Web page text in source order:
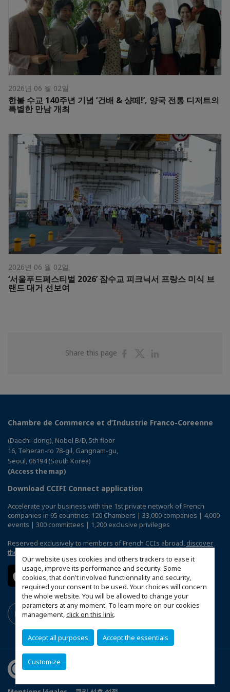
Our website uses cookies and others trackers to ease it
usage, improve its performance and security. Some
cookies, that don't involved functionnality and security,
required your consent to be used. Your choices will concern
the whole website. You will be allowed to change your
parameters at any moment. To learn more on our cookies
management,click on this link.
Accept all purposes Accept the essentials
Customize
2026년 06 월 02일
한불 수교 140주년 기념 ‘건배 & 샹떼!’, 양국 전통 디저트의
특별한 만남 개최
2026년 06 월 02일
‘서울푸드페스티벌 2026’ 잠수교 피크닉서 프랑스 미식 브
랜드 대거 선보여
Share this page
ShareShare
Chambre de Commerce et d’Industrie Franco-Coreenne
(Daechi-dong), Nobel B/D, 5th floor
16, Teheran-ro 78-gil, Gangnam-gu,
Seoul, 06194 (South Korea)
(Access the map)
Download CCIFI Connect application
Accelerate your business with the 1st private network of French
companies in 95 countries: 120 Chambers | 33,000 companies | 4,000
events | 300 committees | 1,200 exclusive privileges
Reserved exclusively to members of French CCIs abroad, discover
the CCIFI Connect app